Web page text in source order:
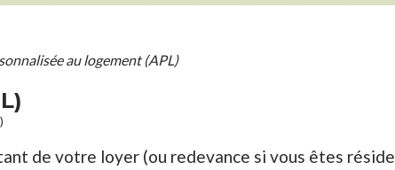
au logement (APL)
de votre loyer (ou redevance si vous êtes